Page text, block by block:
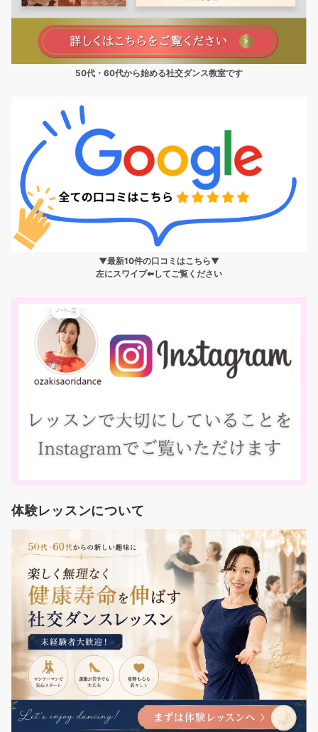
50代・60代から始める社交ダンス教室です
▼最新10件の口コミはこちら▼
左にスワイプ⬅︎してご覧ください
体験レッスンについて